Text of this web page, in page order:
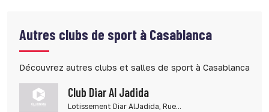
Autres clubs de sport à Casablanca
Découvrez autres clubs et salles de sport à Casablanca
Club Diar Al Jadida
Lotissement Diar AlJadida, Rue...